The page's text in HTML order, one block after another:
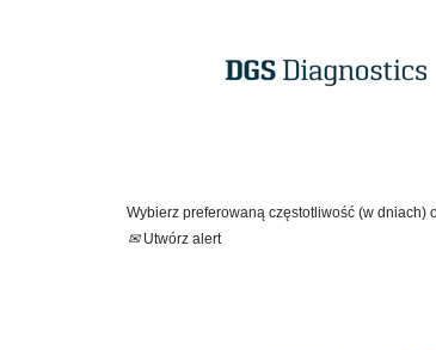
Wybierz preferowaną częstotliwość (w dniach)
Utwórz alert